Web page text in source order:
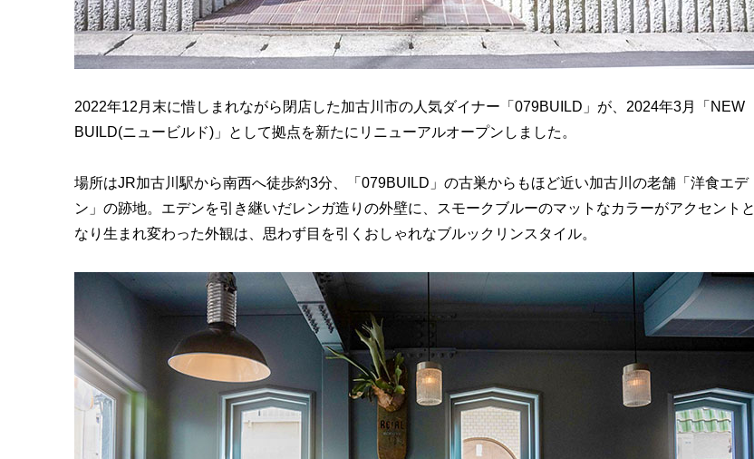
2022年12月末に惜しまれながら閉店した加古川市の人気ダイナー「079BUILD」が、2024年3月「NEW
BUILD(ニュービルド)」として拠点を新たにリニューアルオープンしました。
場所はJR加古川駅から南西へ徒歩約3分、「079BUILD」の古巣からもほど近い加古川の老舗「洋食エデ
ン」の跡地。エデンを引き継いだレンガ造りの外壁に、スモークブルーのマットなカラーがアクセントと
なり生まれ変わった外観は、思わず目を引くおしゃれなブルックリンスタイル。